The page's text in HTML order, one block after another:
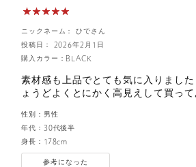
ニックネーム： ひでさん
投稿日： 2026年2月1日
購入カラー：BLACK
素材感も上品でとても気に入りまし
ょうどよくとにかく高見えして買って
性別： 男性
年代： 30代後半
身長： 178cm
参考になった